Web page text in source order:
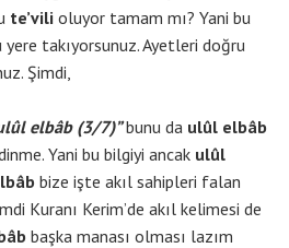
te’vili oluyor tamam mı? Yani bu
yere takıyorsunuz. Ayetleri doğru
Şimdi,
elbâb (3/7)”bunu da ulûl elbâb
Yani bu bilgiyi ancak ulûl
bize işte akıl sahipleri falan
Kuranı Kerim’de akıl kelimesi de
başka manası olması lazım